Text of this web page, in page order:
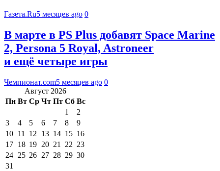
Газета.Ru5 месяцев ago 0
В марте в PS Plus добавят Space Marine
2, Persona 5 Royal, Astroneer
и ещё четыре игры
Чемпионат.com5 месяцев ago 0
Август 2026
Пн Вт Ср Чт Пт Сб Вс
1
2
3
4 5 6 7 8
9
10 11 12 13 14 15 16
17 18 19 20 21 22 23
24 25 26 27 28 29 30
31